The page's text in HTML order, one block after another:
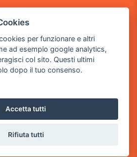
per funzionare e altri
ad esempio google analytics,
col sito. Questi ultimi
dopo il tuo consenso.
Accetta tutti
Rifiuta tutti